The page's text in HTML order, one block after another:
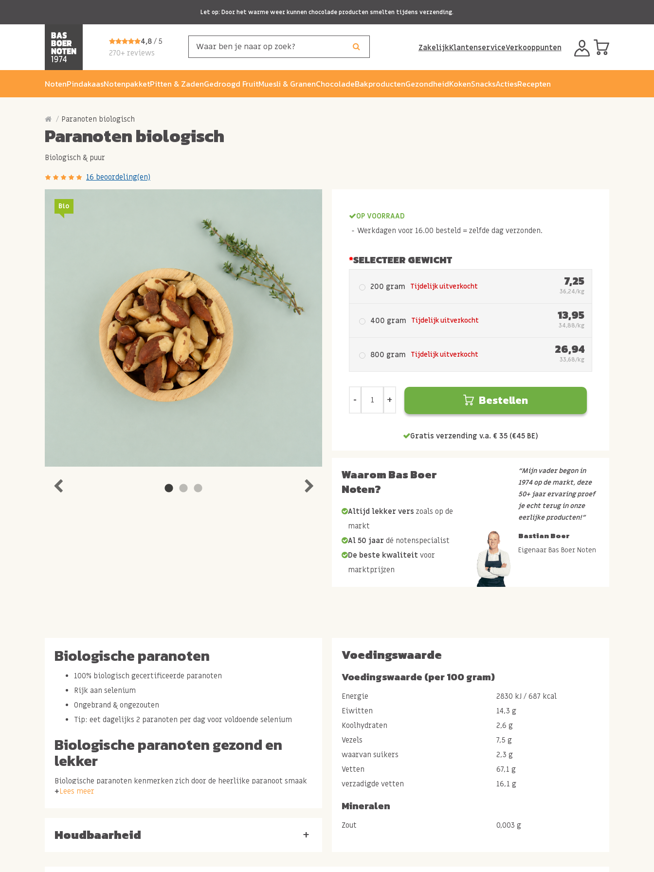
Let op: Door het warme weer kunnen chocolade producten smelten tijdens verzending.
4,8/ 5
270+ reviews
ZakelijkKlantenserviceVerkooppunten
NotenPindakaasNotenpakketPitten & ZadenGedroogd FruitMuesli & GranenChocoladeBakproductenGezondheidKokenSnacksActiesRecepten
Paranoten biologisch
Paranoten biologisch
Biologisch & puur
16 beoordeling(en)
Bio
OP VOORRAAD
Werkdagen voor 16.00 besteld = zelfde dag verzonden.
SELECTEER GEWICHT
200 gram Tijdelijk uitverkocht 7,25
36,24/kg
400 gram Tijdelijk uitverkocht 13,95
34,88/kg
800 gram Tijdelijk uitverkocht 26,94
33,68/kg
Bestellen
Gratis verzending v.a. € 35 (€45 BE)
Waarom Bas Boer
Noten?
Altijd lekker vers zoals op de
markt
Al 50 jaar dé notenspecialist
De beste kwaliteit voor
marktprijzen
“Mijn vader begon in
1974 op de markt, deze
50+ jaar ervaring proef
je echt terug in onze
eerlijke producten!”
Bastian Boer
Eigenaar Bas Boer Noten
Biologische paranoten
100% biologisch gecertificeerde paranoten
Rijk aan selenium
Ongebrand & ongezouten
Tip: eet dagelijks 2 paranoten per dag voor voldoende selenium
Biologische paranoten gezond en
lekker
Biologische paranoten kenmerken zich door de heerlijke paranoot smaak
en de krokante textuur van de de noot. Het grootste gedeelte van de
3 redenen waarom biologische paranoten zo
Lees meer
Voedingswaarde
Voedingswaarde (per 100 gram)
Energie
2830 kJ / 687 kcal
Eiwitten
14,3 g
Koolhydraten
2,6 g
Vezels
7,5 g
waarvan suikers
2,3 g
Vetten
67,1 g
verzadigde vetten
16,1 g
Mineralen
Zout 0,003 g
Houdbaarheid +